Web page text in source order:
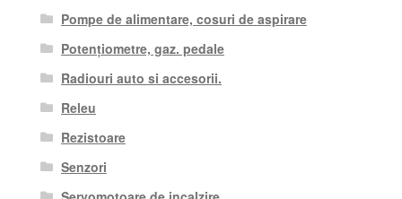
Pompe de alimentare, cosuri de aspirare
Potențiometre, gaz. pedale
Radiouri auto si accesorii.
Releu
Rezistoare
Senzori